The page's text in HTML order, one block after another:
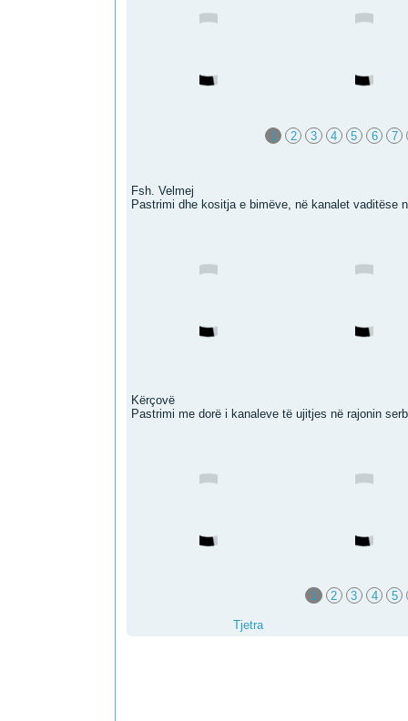
1 2 3 4 5 6 7
Fsh. Velmej
Pastrimi dhe kositja e bimëve, në kanalet vaditëse
Kërçovë
Pastrimi me dorë i kanaleve të ujitjes në rajonin
1 2 3 4 5
Tjetra